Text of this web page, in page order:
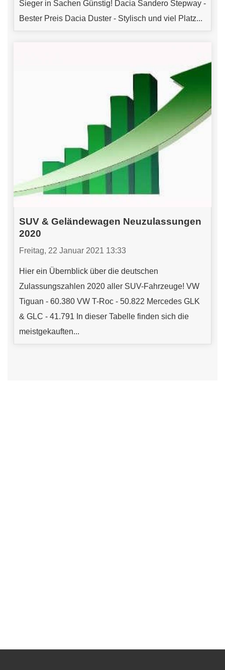
Sieger in Sachen Günstig! Dacia Sandero Stepway -
Bester Preis Dacia Duster - Stylisch und viel Platz...
SUV & Geländewagen Neuzulassungen
2020
Freitag, 22 Januar 2021 13:33
Hier ein Übernblick über die deutschen
Zulassungszahlen 2020 aller SUV-Fahrzeuge! VW
Tiguan - 60.380 VW T-Roc - 50.822 Mercedes GLK
& GLC - 41.791 In dieser Tabelle finden sich die
meistgekauften...